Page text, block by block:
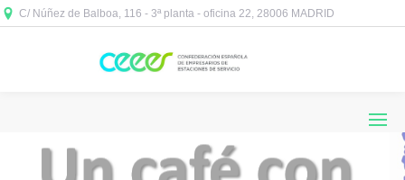
C/ Núñez de Balboa, 116 - 3ª planta - oficina 22, 28006 MADRID